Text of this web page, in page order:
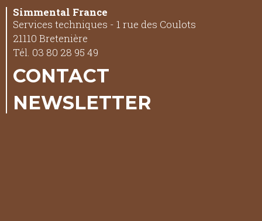
Simmental France
Services techniques - 1 rue des Coulots
21110 Bretenière
Tél. 03 80 28 95 49
CONTACT
NEWSLETTER